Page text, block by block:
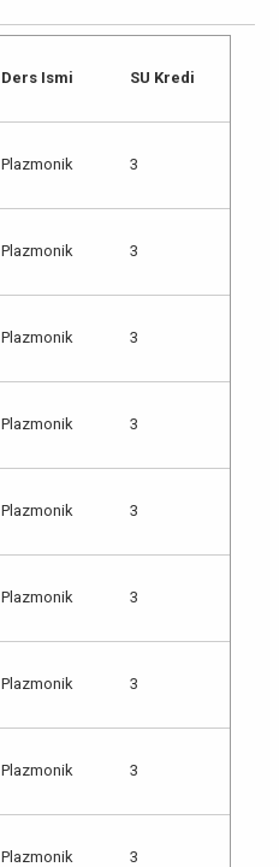
Ders Ismi SU Kredi
Plazmonik 3
Plazmonik 3
Plazmonik 3
Plazmonik 3
Plazmonik 3
Plazmonik 3
Plazmonik 3
Plazmonik 3
Plazmonik 3